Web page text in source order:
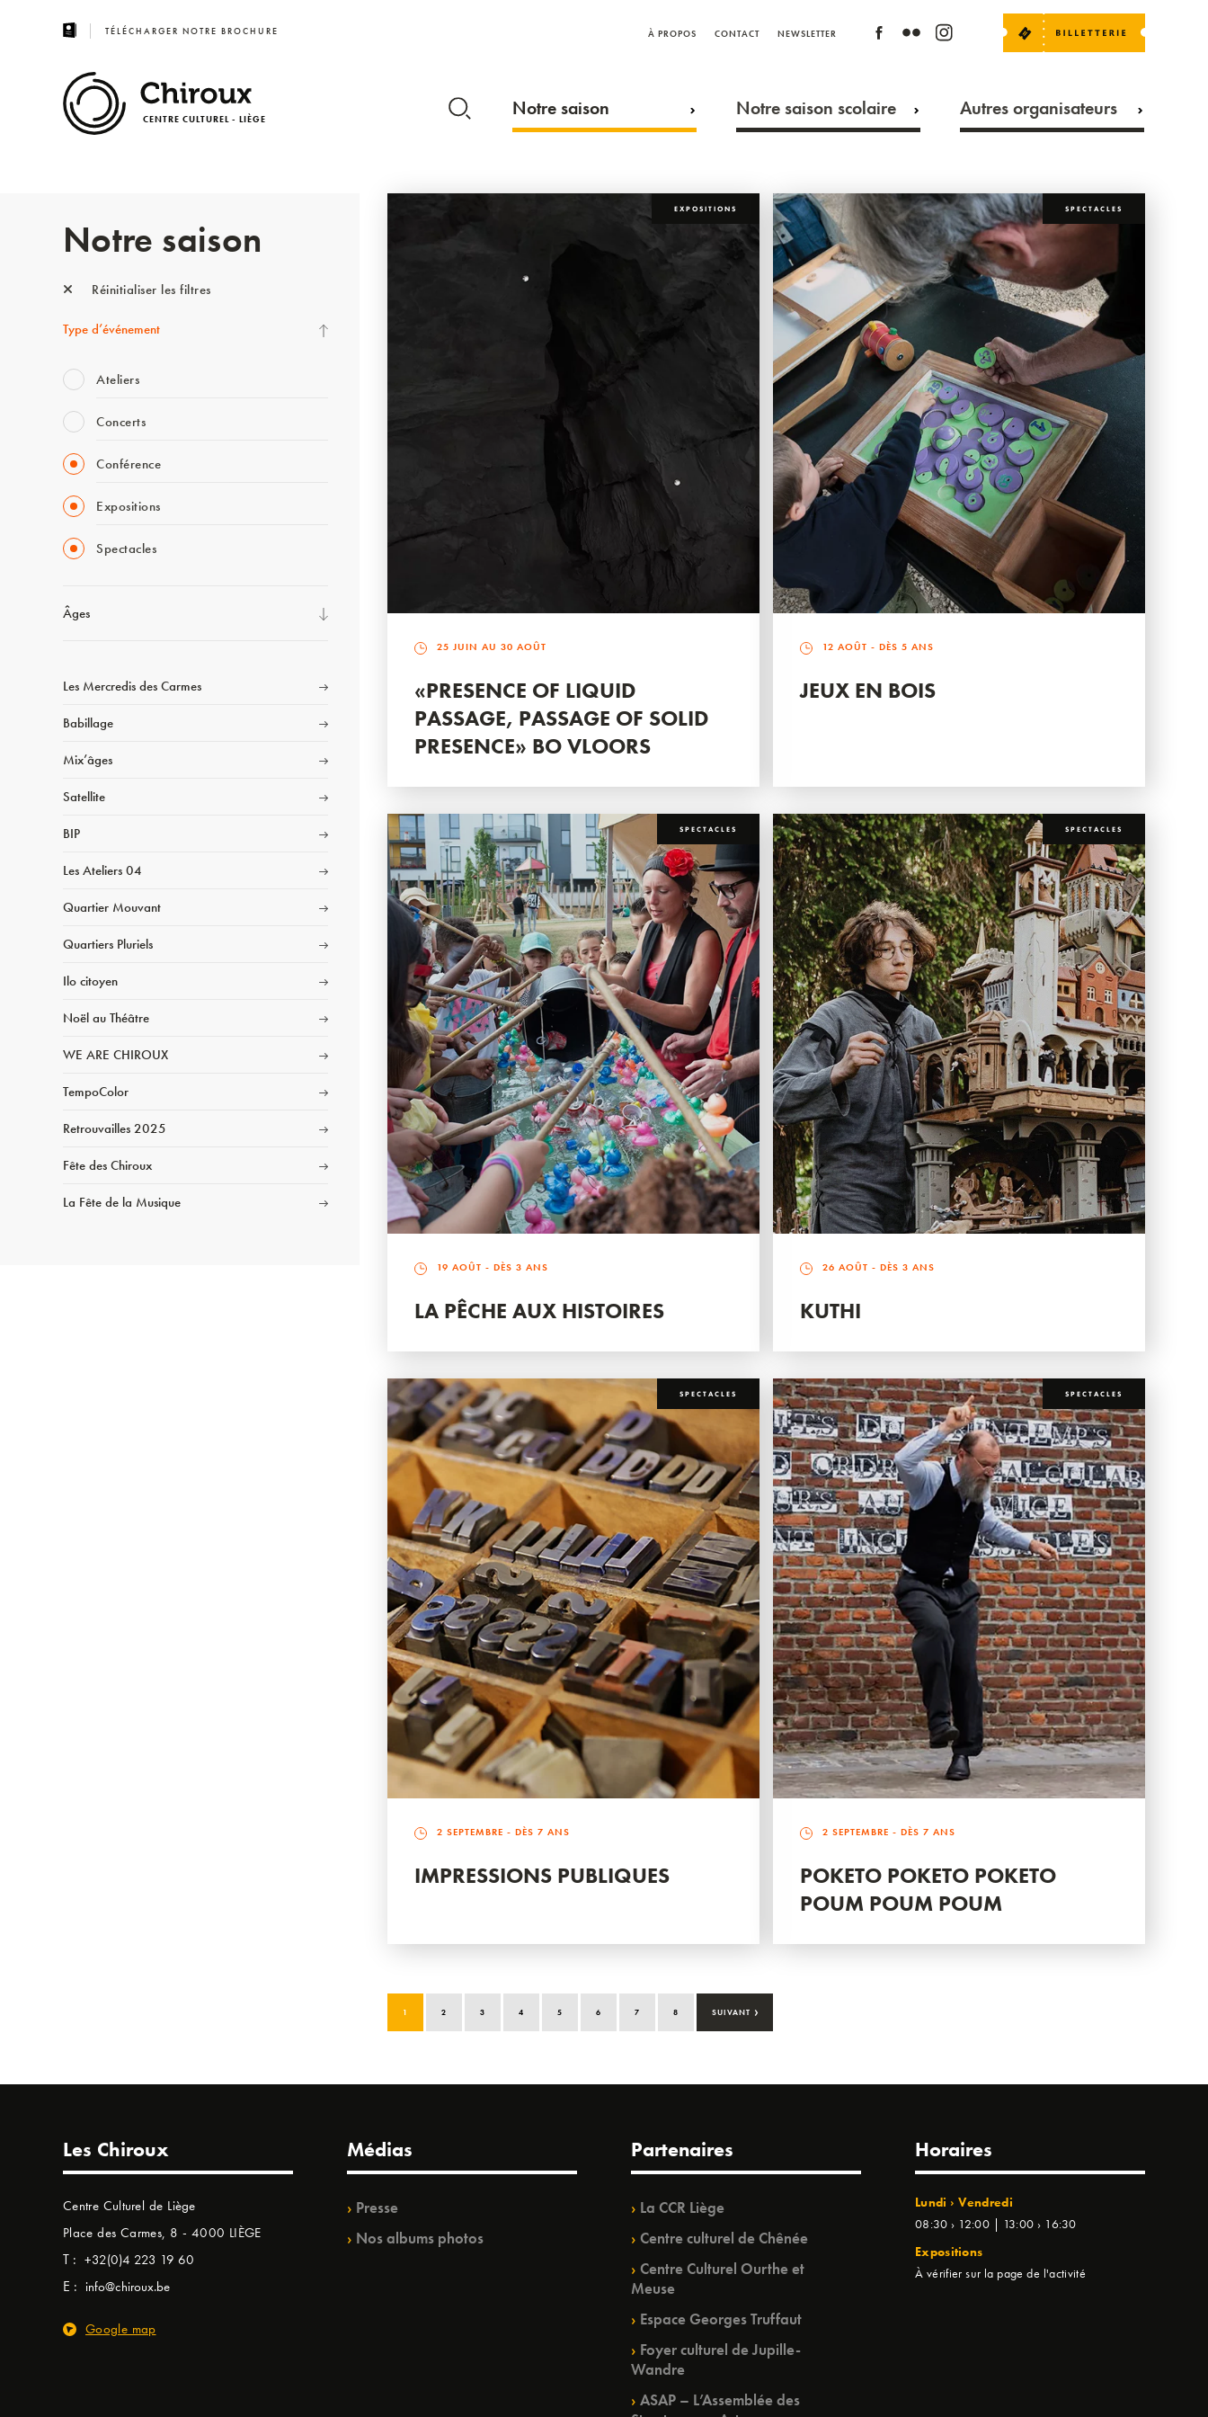
TÉLÉCHARGER NOTRE BROCHURE À PROPOS CONTACT NEWSLETTER
CENTRE CULTUREL - LIÈGE Notre saison Notre saison scolaire Autres organisateurs
Notre saison
Réinitialiser les filtres
Type d’événement
Ateliers
Concerts
Conférence
Expositions
Spectacles
Âges
Les Mercredis des Carmes
Babillage
Mix’âges
Satellite
BIP
Les Ateliers 04
Quartier Mouvant
Quartiers Pluriels
Ilo citoyen
Noël au Théâtre
WE ARE CHIROUX
TempoColor
Retrouvailles 2025
Fête des Chiroux
La Fête de la Musique
EXPOSITIONS
25 JUIN AU 30 AOÛT
«PRESENCE OF LIQUID
PASSAGE, PASSAGE OF SOLID
PRESENCE» BO VLOORS
SPECTACLES
12 AOÛT - DÈS 5 ANS
JEUX EN BOIS
SPECTACLES
19 AOÛT - DÈS 3 ANS
LA PÊCHE AUX HISTOIRES
SPECTACLES
26 AOÛT - DÈS 3 ANS
KUTHI
SPECTACLES
2 SEPTEMBRE - DÈS 7 ANS
IMPRESSIONS PUBLIQUES
SPECTACLES
2 SEPTEMBRE - DÈS 7 ANS
POKETO POKETO POKETO
POUM POUM POUM
1 2 3 4 5 6 7 8 SUIVANT ›
Les Chiroux
Centre Culturel de Liège
Place des Carmes, 8 - 4000 LIÈGE
T : +32(0)4 223 19 60
E : info@chiroux.be
Google map
Médias
Presse
Nos albums photos
Partenaires
La CCR Liège
Centre culturel de Chênée
Centre Culturel Ourthe et
Meuse
Espace Georges Truffaut
Foyer culturel de Jupille-
Wandre
ASAP – L’Assemblée des
Horaires
Lundi › Vendredi
08:30 › 12:00 | 13:00 › 16:30
Expositions
À vérifier sur la page de l'activité